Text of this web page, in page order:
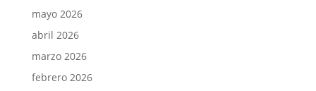
mayo 2026
abril 2026
marzo 2026
febrero 2026